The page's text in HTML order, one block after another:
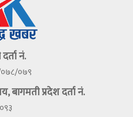
नं.
०७९
बागमती प्रदेश दर्ता नं.